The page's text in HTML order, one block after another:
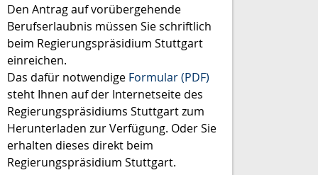
Den Antrag auf vorübergehende
Berufserlaubnis müssen Sie schriftlich
beim Regierungspräsidium Stuttgart
einreichen.
Das dafür notwendige Formular (PDF)
steht Ihnen auf der Internetseite des
Regierungspräsidiums Stuttgart zum
Herunterladen zur Verfügung. Oder Sie
erhalten dieses direkt beim
Regierungspräsidium Stuttgart.